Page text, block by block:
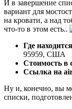
И в завершение
вариант для
на кровати, а над
что-то в этом есть..
Где
95959, США
Стоимость в
Ссылка на
Ну и, конечно, вы
списки,